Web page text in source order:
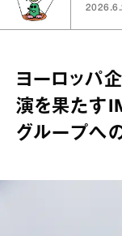
ヨーロッパ
演を果たす
グループへ